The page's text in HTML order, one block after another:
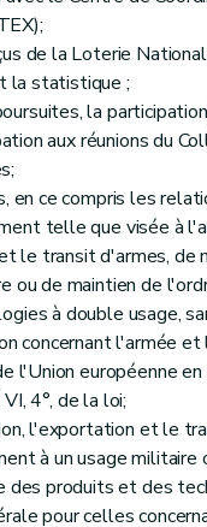
de la Loterie
la statistique ;
la
aux réunions du
en ce compris les
telle que visée à
le transit d'armes, de
ou de maintien de
à double usage,
concernant l'armée
l'Union européenne
VI, 4°, de la loi;
l'exportation et le
à un usage
des produits et des
pour celles